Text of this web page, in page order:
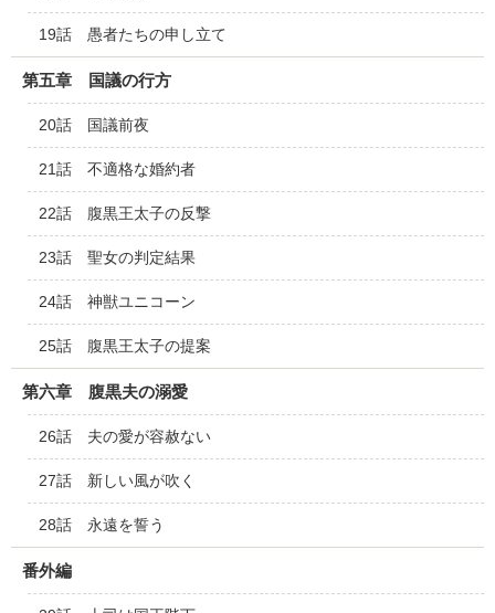
19話 愚者たちの申し立て
第五章 国議の行方
20話 国議前夜
21話 不適格な婚約者
22話 腹黒王太子の反撃
23話 聖女の判定結果
24話 神獣ユニコーン
25話 腹黒王太子の提案
第六章 腹黒夫の溺愛
26話 夫の愛が容赦ない
27話 新しい風が吹く
28話 永遠を誓う
番外編